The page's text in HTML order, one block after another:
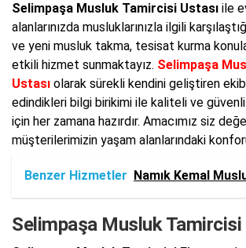
Selimpaşa Musluk Tamircisi Ustası ile
alanlarınızda musluklarınızla ilgili
ve yeni musluk takma, tesisat kurma
etkili hizmet sunmaktayız. Selimpaşa
Ustası olarak sürekli kendini geliştiren
edindikleri bilgi birikimi ile kaliteli ve
için her zamana hazırdır. Amacımız siz
müşterilerimizin yaşam alanlarındaki
Benzer Hizmetler Namık Kemal
Selimpaşa Musluk Tamircisi